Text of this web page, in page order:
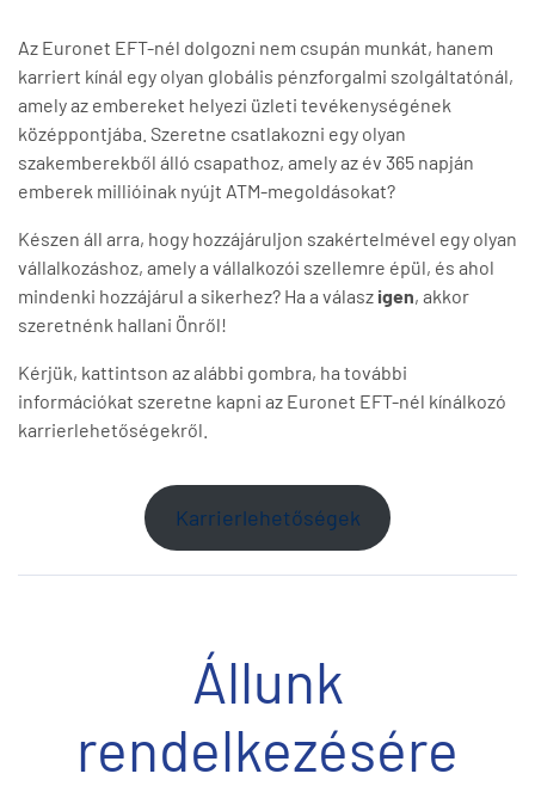
Az Euronet EFT-nél dolgozni nem csupán munkát, hanem
karriert kínál egy olyan globális pénzforgalmi szolgáltatónál,
amely az embereket helyezi üzleti tevékenységének
középpontjába. Szeretne csatlakozni egy olyan
szakemberekből álló csapathoz, amely az év 365 napján
emberek millióinak nyújt ATM-megoldásokat?
Készen áll arra, hogy hozzájáruljon szakértelmével egy olyan
vállalkozáshoz, amely a vállalkozói szellemre épül, és ahol
mindenki hozzájárul a sikerhez? Ha a válasz igen, akkor
szeretnénk hallani Önről!
Kérjük, kattintson az alábbi gombra, ha további
információkat szeretne kapni az Euronet EFT-nél kínálkozó
karrierlehetőségekről.
Karrierlehetőségek
Állunk
rendelkezésére